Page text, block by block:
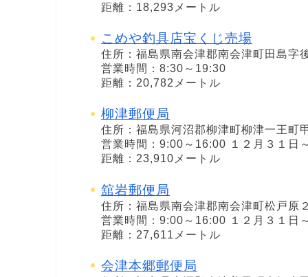
距離：18,293メートル
こめや釣具店宝くじ売場
住所：福島県南会津郡南会津町田島字
営業時間：8:30～19:30
距離：20,782メートル
柳津郵便局
住所：福島県河沼郡柳津町柳津一王町
営業時間：9:00～16:00 １２月３１
距離：23,910メートル
舘岩郵便局
住所：福島県南会津郡南会津町松戸原
営業時間：9:00～16:00 １２月３１
距離：27,611メートル
会津本郷郵便局